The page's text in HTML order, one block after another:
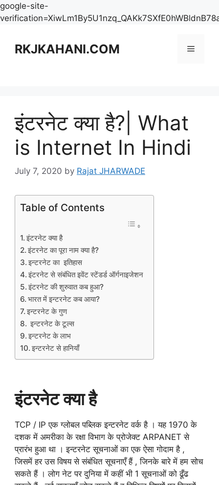
google-site-
contentRKJKAHANI.COM Menu
इंटरनेट क्या है?| What
is Internet In Hindi
July 7, 2020 by Rajat JHARWADE
Table of Contents
इंटरनेट क्या है
इंटरनेट का पूरा नाम क्या है?
इन्टरनेट का इतिहास
इंटरनेट से संबंधित इवेंट स्टेंडर्ड ऑर्गनाइजेशन
इंटरनेट की शुरुवात कब हुआ?
भारत में इन्टरनेट कब आया?
इन्टरनेट के गुण
इन्टरनेट के टूल्स
इन्टरनेट के लाभ
इन्टरनेट से हानियाँ
इंटरनेट क्या है
TCP / IP एक ग्लोबल पब्लिक इन्टरनेट वर्क है । यह 1970 के
दशक में अमरीका के रक्षा विभाग के प्रोजेक्ट ARPANET से
प्रारंभ हुआ था । इन्टरनेट सूचनाओं का एक ऐसा गोदाम है ,
जिसमें हर उस विषय से संबंधित सूचनाएँ हैं , जिनके बारे में हम सोच
सकते हैं । लोग नेट पर दुनिया में कहीं भी 1 सूचनाओं को ढूँढ